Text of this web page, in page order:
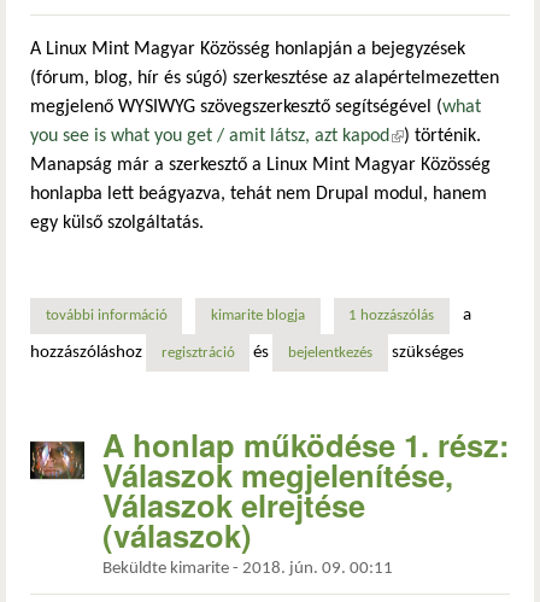
A Linux Mint Magyar Közösség honlapján a bejegyzések
(fórum, blog, hír és súgó) szerkesztése az alapértelmezetten
megjelenő WYSIWYG szövegszerkesztő segítségével (what
you see is what you get / amit látsz, azt kapod (külső hivatkozás)
) történik.
Manapság már a szerkesztő a Linux Mint Magyar Közösség
honlapba lett beágyazva, tehát nem Drupal modul, hanem
egy külső szolgáltatás.
további információa honlap működése 5. rész: a magyar helyesírás-
kimarite blogja 1 hozzászólás a
hozzászóláshoz regisztráció és bejelentkezés szükséges
A honlap működése 1. rész:
Válaszok megjelenítése,
Válaszok elrejtése
(válaszok)
Beküldte kimarite - 2018. jún. 09. 00:11